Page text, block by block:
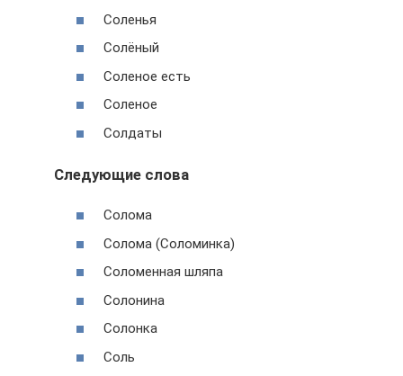
Соленья
Солёный
Соленое есть
Соленое
Солдаты
Следующие слова
Солома
Солома (Соломинка)
Соломенная шляпа
Солонина
Солонка
Соль